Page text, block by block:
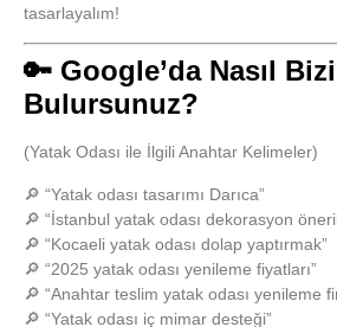
tasarlayalım!
🔑 Google’da Nasıl Bizi
Bulursunuz?
(Yatak Odası ile İlgili Anahtar Kelimeler)
🔎 “Yatak odası tasarımı Darıca”
🔎 “İstanbul yatak odası dekorasyon
🔎 “Kocaeli yatak odası dolap yaptırmak”
🔎 “2025 yatak odası yenileme fiyatları”
🔎 “Anahtar teslim yatak odası yenileme
🔎 “Yatak odası iç mimar desteği”